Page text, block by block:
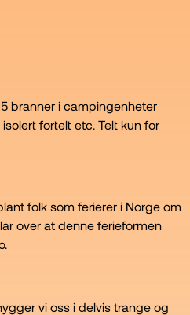
branner i campingenheter
fortelt etc. Telt kun for
folk som ferierer i Norge om
over at denne ferieformen
vi oss i delvis trange og